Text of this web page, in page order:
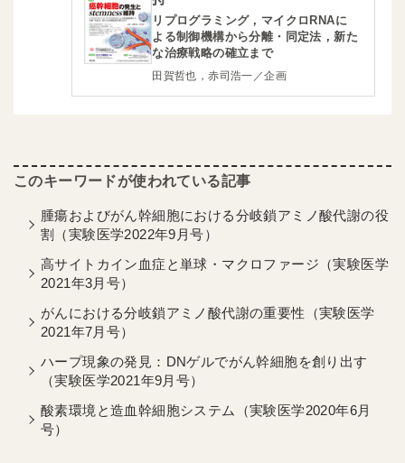
リプログラミング，マイクロRNAに
よる制御機構から分離・同定法，新た
な治療戦略の確立まで
田賀哲也，赤司浩一／企画
腫瘍およびがん幹細胞における分岐鎖アミノ酸代謝の役
割（実験医学2022年9月号）
高サイトカイン血症と単球・マクロファージ（実験医学
2021年3月号）
がんにおける分岐鎖アミノ酸代謝の重要性（実験医学
2021年7月号）
ハープ現象の発見：DNゲルでがん幹細胞を創り出す
（実験医学2021年9月号）
酸素環境と造血幹細胞システム（実験医学2020年6月
号）